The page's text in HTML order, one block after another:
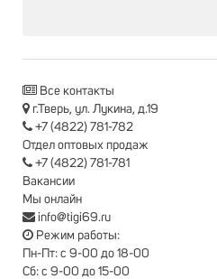
Все контакты
г.Тверь, ул. Лукина, д.19
+7 (4822) 781-782
Отдел оптовых продаж
+7 (4822) 781-781
Вакансии
Мы онлайн
info@tigi69.ru
Режим работы:
Пн-Пт: с 9-00 до 18-00
Сб: с 9-00 до 15-00